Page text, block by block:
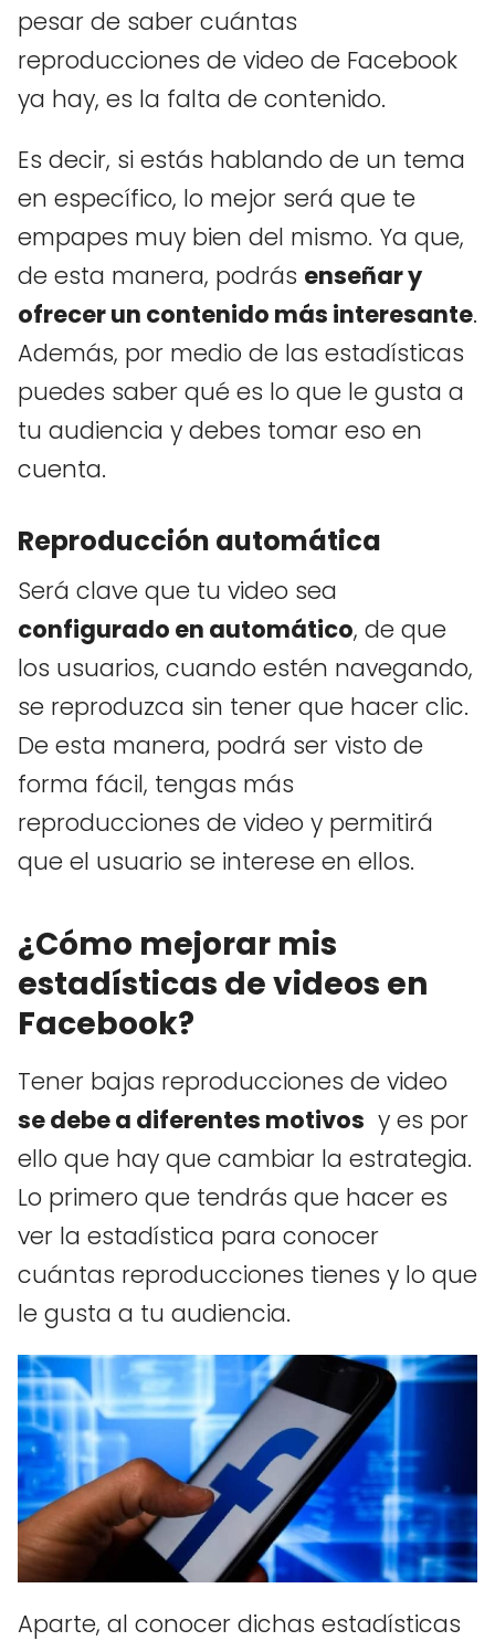
pesar de saber cuántas
reproducciones de video de Facebook
ya hay, es la falta de contenido.
Es decir, si estás hablando de un tema
en específico, lo mejor será que te
empapes muy bien del mismo. Ya que,
de esta manera, podrás enseñar y
ofrecer un contenido más interesante.
Además, por medio de las estadísticas
puedes saber qué es lo que le gusta a
tu audiencia y debes tomar eso en
cuenta.
Reproducción automática
Será clave que tu video sea
configurado en automático, de que
los usuarios, cuando estén navegando,
se reproduzca sin tener que hacer clic.
De esta manera, podrá ser visto de
forma fácil, tengas más
reproducciones de video y permitirá
que el usuario se interese en ellos.
¿Cómo mejorar mis
estadísticas de videos en
Facebook?
Tener bajas reproducciones de video
se debe a diferentes motivos y es por
ello que hay que cambiar la estrategia.
Lo primero que tendrás que hacer es
ver la estadística para conocer
cuántas reproducciones tienes y lo que
le gusta a tu audiencia.
Aparte, al conocer dichas estadísticas